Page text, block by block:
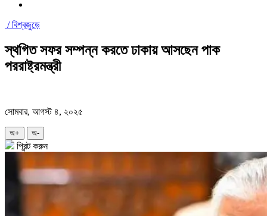
/বিশ্বজুড়ে
স্থগিত সফর সম্পন্ন করতে ঢাকায় আসছেন পাক
পররাষ্ট্রমন্ত্রী
সোমবার, আগস্ট ৪, ২০২৫
অ+ অ-
প্রিন্ট করুন